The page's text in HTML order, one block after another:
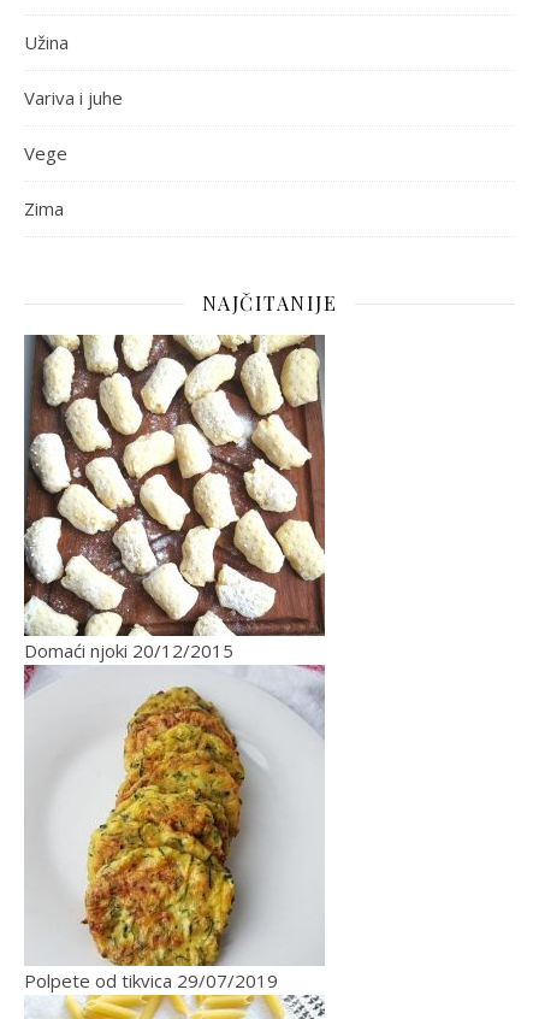
Užina
Variva i juhe
Vege
Zima
NAJČITANIJE
Domaći njoki 20/12/2015
Polpete od tikvica 29/07/2019